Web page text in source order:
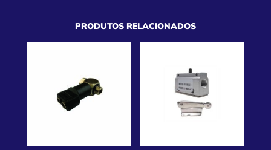
PRODUTOS RELACIONADOS